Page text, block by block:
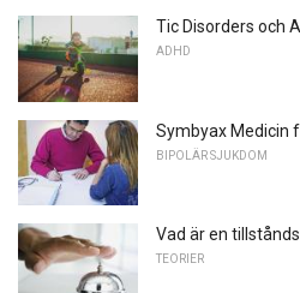
Tic Disorders och
ADHD
Symbyax Medicin
BIPOLÄR SJUKDOM
Vad är en
TEORIER